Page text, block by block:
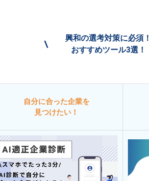
\
興和の選考対策に必須！
おすすめツール3選！
自分に合った企業を
見つけたい！